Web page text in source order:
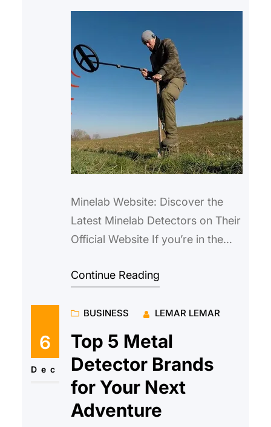
Minelab Website: Discover the
Latest Minelab Detectors on Their
Official Website If you’re in the
advanced metal detectors,…
Continue Reading
6
Dec
BUSINESS LEMAR LEMAR
Top 5 Metal
Detector Brands
for Your Next
Adventure